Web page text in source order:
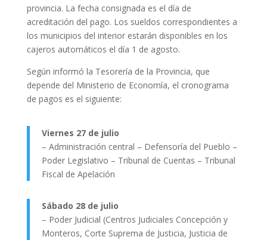
provincia. La fecha consignada es el día de
acreditación del pago. Los sueldos correspondientes a
los municipios del interior estarán disponibles en los
cajeros automáticos el día 1 de agosto.
Según informó la Tesorería de la Provincia, que
depende del Ministerio de Economía, el cronograma
de pagos es el siguiente:
Viernes 27 de julio
– Administración central – Defensoría del Pueblo –
Poder Legislativo – Tribunal de Cuentas – Tribunal
Fiscal de Apelación
Sábado 28 de julio
– Poder Judicial (Centros Judiciales Concepción y
Monteros, Corte Suprema de Justicia, Justicia de